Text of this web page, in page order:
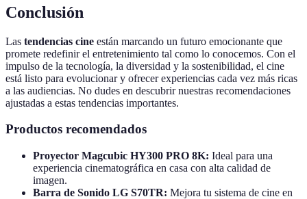
Conclusión
Las tendencias cine están marcando un futuro emocionante que
promete redefinir el entretenimiento tal como lo conocemos. Con el
impulso de la tecnología, la diversidad y la sostenibilidad, el cine
está listo para evolucionar y ofrecer experiencias cada vez más ricas
a las audiencias. No dudes en descubrir nuestras recomendaciones
ajustadas a estas tendencias importantes.
Productos recomendados
Proyector Magcubic HY300 PRO 8K: Ideal para una
experiencia cinematográfica en casa con alta calidad de
imagen.
Barra de Sonido LG S70TR: Mejora tu sistema de cine en